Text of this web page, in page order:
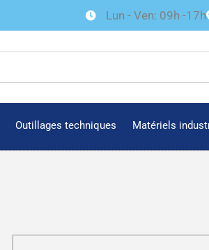
Lun - Ven: 09h -17h
Outillages techniques Matériels